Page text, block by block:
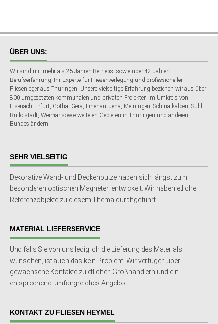
ÜBER UNS:
Wir sind mit mehr als 25 Jahren Betriebs- sowie über 42 Jahren
Berufserfahrung, Ihr Experte für Fliesenverlegung und professioneller
Fliesenleger aus Thüringen. Unsere vielseitige Erfahrung beziehen wir aus über
800 umgesetzten kommunalen und privaten Projekten im Umkreis von
Eisenach, Erfurt, Gotha, Gera, Ilmenau, Jena, Meiningen, Schmalkalden, Suhl,
Rudolstadt, Weimar sowie weiteren Gebieten in Thüringen und anderen
Bundesländern.
SEHR VIELSEITIG
Dekorative Wand- und Deckenputze haben sich längst zum
besonderen optischen Magneten entwickelt. Wir haben etliche
Referenzobjekte zu diesem Thema durchgeführt.
MATERIAL LIEFERSERVICE
Und falls Sie von uns lediglich die Lieferung des Materials
wünschen, ist auch das kein Problem. Wir verfügen über
gewachsene Kontakte zu etlichen Großhändlern und ein
entsprechend umfangreiches Angebot.
KONTAKT ZU FLIESEN HEYMEL